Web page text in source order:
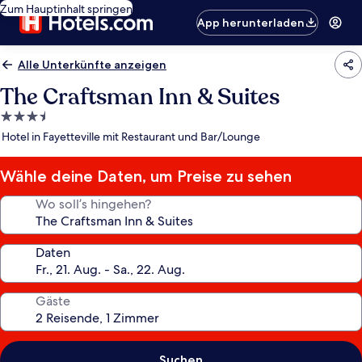
Zum Hauptinhalt springen
App herunterladen
Alle Unterkünfte anzeigen
The Craftsman Inn & Suites
3.5-
Sterne-
Hotel in Fayetteville mit Restaurant und Bar/Lounge
Wähle deine Daten, um Preise zu sehen
Wo soll’s hingehen?
Daten
Gäste